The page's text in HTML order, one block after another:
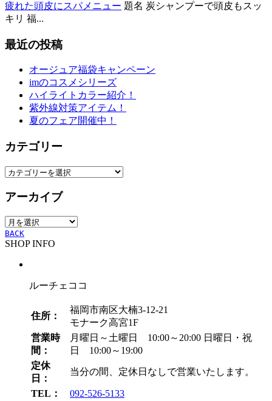
疲れた頭皮にスパメニュー 題名 炭シャンプーで頭皮もスッ
キリ 福...
最近の投稿
オージュア福袋キャンペーン
imのコスメシリーズ
ハイライトカラー紹介！
紫外線対策アイテム！
夏のフェア開催中！
カテゴリー
カ
ゴ
ー
アーカイブ
ア
ー
カ
BACK
SHOP INFO
ルーチェココ
住所：
福岡市南区大楠3-12-21
モナーク高宮1F
営業時
間：
月曜日～土曜日 10:00～20:00 日曜日・祝
日 10:00～19:00
定休
日：
当分の間、定休日なしで営業いたします。
TEL：
092-526-5133